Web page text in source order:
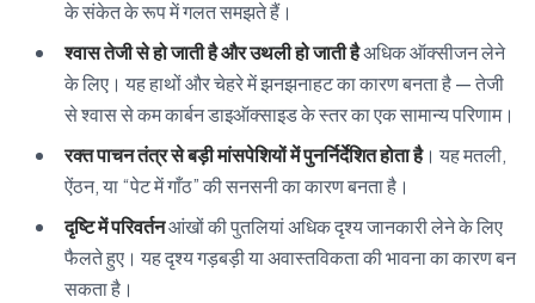
के संकेत के रूप में गलत समझते हैं।
श्वास तेजी से हो जाती है और उथली हो जाती हैअधिक ऑक्सीजन लेने
के लिए। यह हाथों और चेहरे में झनझनाहट का कारण बनता है — तेजी
से श्वास से कम कार्बन डाइऑक्साइड के स्तर का एक सामान्य परिणाम।
रक्त पाचन तंत्र से बड़ी मांसपेशियों में पुनर्निर्देशित होता है। यह मतली,
ऐंठन, या “पेट में गाँठ” की सनसनी का कारण बनता है।
दृष्टि में परिवर्तनआंखों की पुतलियां अधिक दृश्य जानकारी लेने के लिए
फैलते हुए। यह दृश्य गड़बड़ी या अवास्तविकता की भावना का कारण बन
सकता है।